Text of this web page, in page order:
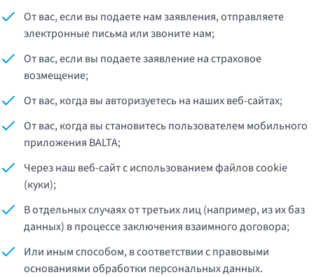
От вас, если вы подаете нам заявления, отправляете
электронные письма или звоните нам;
От вас, если вы подаете заявление на страховое
возмещение;
От вас, когда вы авторизуетесь на наших веб-сайтах;
От вас, когда вы становитесь пользователем мобильного
приложения BALTA;
Через наш веб-сайт с использованием файлов cookie
(куки);
В отдельных случаях от третьих лиц (например, из их баз
данных) в процессе заключения взаимного договора;
Или иным способом, в соответствии с правовыми
основаниями обработки персональных данных.